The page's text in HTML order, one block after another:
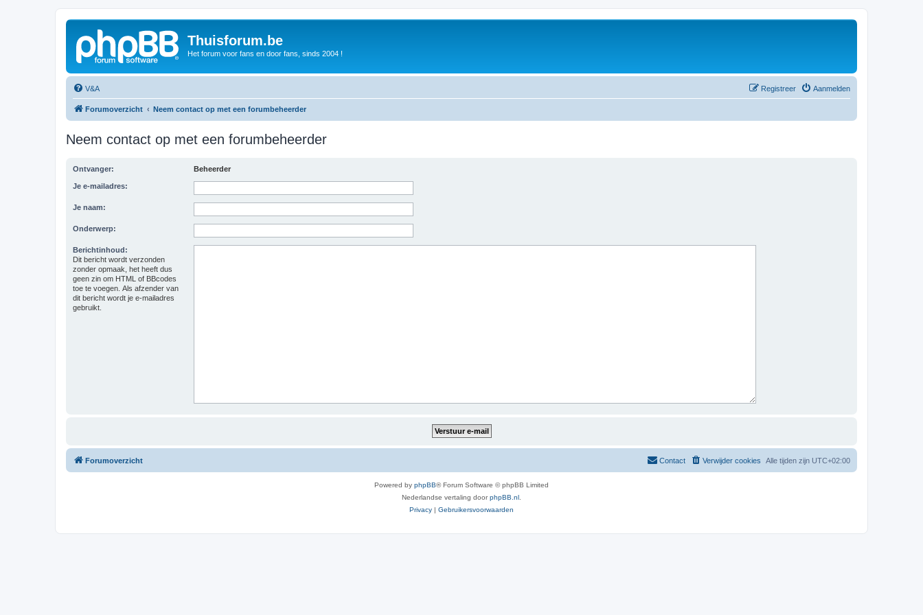
Thuisforum.be
Het forum voor fans en door fans, sinds 2004 !
V&A Aanmelden
Registreer
Forumoverzicht Neem contact op met een forumbeheerder
Neem contact op met een forumbeheerder
Ontvanger: Beheerder
Je e-mailadres:
Je naam:
Onderwerp:
Berichtinhoud:
Dit bericht wordt verzonden
zonder opmaak, het heeft dus
geen zin om HTML of BBcodes
toe te voegen. Als afzender van
dit bericht wordt je e-mailadres
gebruikt.
Forumoverzicht Alle tijden zijn UTC+02:00
Verwijder cookies
Contact
Powered by phpBB® Forum Software © phpBB Limited
Nederlandse vertaling doorphpBB.nl
Privacy | Gebruikersvoorwaarden